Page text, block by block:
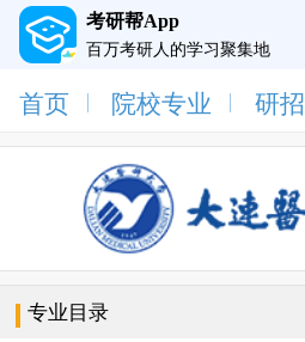
考研帮App
百万考研人的学习聚集地
首页 院校专业 研招
专业目录